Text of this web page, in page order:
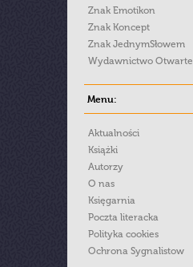
Znak Emotikon
Znak Koncept
Znak JednymSłowem
Wydawnictwo Otwarte
Menu:
Aktualności
Książki
Autorzy
O nas
Księgarnia
Poczta literacka
Polityka cookies
Ochrona Sygnalistow